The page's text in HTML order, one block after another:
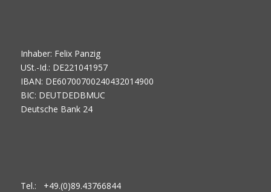
Inhaber: Felix Panzig
USt.-Id.: DE221041957
IBAN: DE60700700240432014900
BIC: DEUTDEDBMUC
Deutsche Bank 24
Tel.: +49.(0)89.43766844